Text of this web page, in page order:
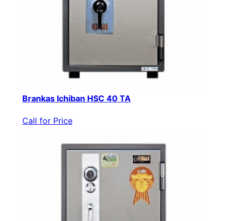
Brankas Ichiban HSC 40 TA
Call for Price